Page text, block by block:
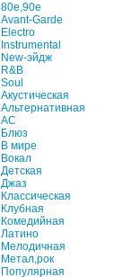
80e,90e
Avant-Garde
Electro
Instrumental
New-эйдж
R&B
Soul
Акустическая
Альтернативная
АС
Блюз
В мире
Вокал
Детская
Джаз
Классическая
Клубная
Комедийная
Латино
Мелодичная
Метал,рок
Популярная